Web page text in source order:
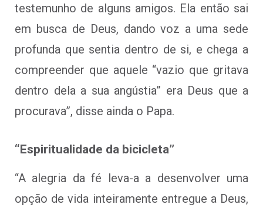
testemunho de alguns amigos. Ela então sai
em busca de Deus, dando voz a uma sede
profunda que sentia dentro de si, e chega a
compreender que aquele “vazio que gritava
dentro dela a sua angústia” era Deus que a
procurava”, disse ainda o Papa.
“Espiritualidade da bicicleta”
“A alegria da fé leva-a a desenvolver uma
opção de vida inteiramente entregue a Deus,